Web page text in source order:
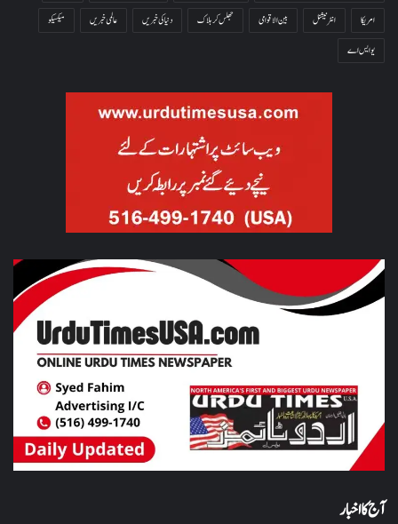
امریکا
انٹرنیشنل بین الاقوامی جھلس کر ہلاک دنیا کی خبریں عالمی خبریں
میکسیکو
یو ایس اے
آج کا اخبار